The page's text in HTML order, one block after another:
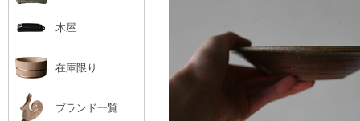
木屋
在庫限り
ブランド一覧